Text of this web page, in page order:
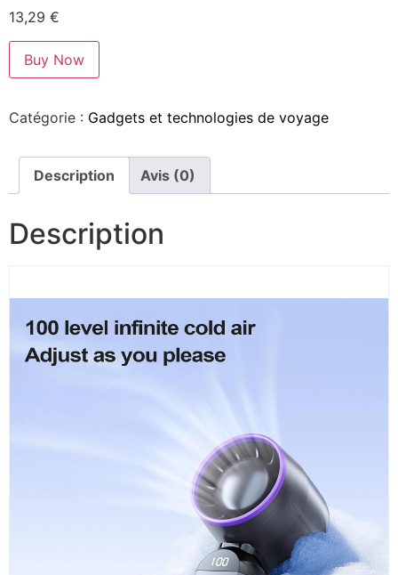
13,29 €
Buy Now
Catégorie : Gadgets et technologies de voyage
Description Avis (0)
Description